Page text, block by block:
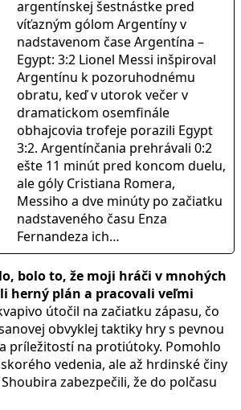
argentínskej šestnástke pred
víťazným gólom Argentíny v
nadstavenom čase Argentína –
Egypt: 3:2 Lionel Messi inšpiroval
Argentínu k pozoruhodnému
obratu, keď v utorok večer v
dramatickom osemfinále
obhajcovia trofeje porazili Egypt
3:2. Argentínčania prehrávali 0:2
ešte 11 minút pred koncom duelu,
ale góly Cristiana Romera,
Messiho a dve minúty po začiatku
nadstaveného času Enza
Fernandeza ich…
bolo to, že moji hráči v mnohých
herný plán a pracovali veľmi
útočil na začiatku zápasu, čo
obvyklej taktiky hry s pevnou
príležitostí na protiútoky. Pomohlo
vedenia, ale až hrdinské činy
zabezpečili, že do polčasu